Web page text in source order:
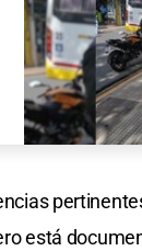
está